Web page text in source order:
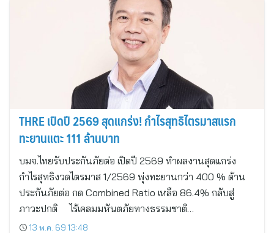
THRE เปิดปี 2569 สุดแกร่ง! กำไรสุทธิไตรมาสแรก
ทะยานแตะ 111 ล้านบาท
บมจ.ไทยรับประกันภัยต่อ เปิดปี 2569 ทำผลงานสุดแกร่ง
กำไรสุทธิงวดไตรมาส 1/2569 พุ่งทะยานกว่า 400 % ด้าน
ประกันภัยต่อ กด Combined Ratio เหลือ 86.4% กลับสู่
ภาวะปกติ ไร้เคลมมหันตภัยทางธรรมชาติ…
13 พ.ค. 69 13:48